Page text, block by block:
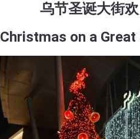
乌节圣诞大街欢
Christmas on a